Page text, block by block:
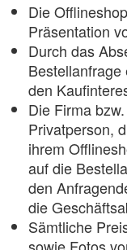
Die
Präsentation
Durch das
den
Die Firma
Privatperson,
ihrem
auf die
den
die
Sämtliche